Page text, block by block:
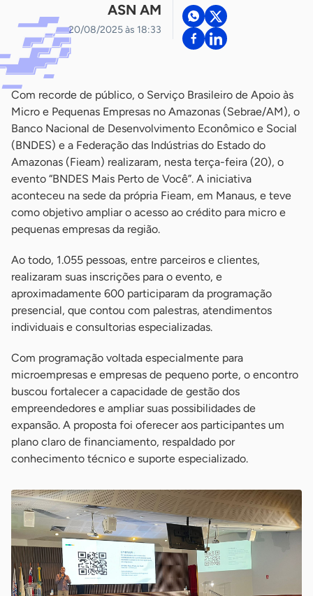
ASN AM
20/08/2025 às 18:33
Com recorde de público, o Serviço Brasileiro de Apoio às
Micro e Pequenas Empresas no Amazonas (Sebrae/AM), o
Banco Nacional de Desenvolvimento Econômico e Social
(BNDES) e a Federação das Indústrias do Estado do
Amazonas (Fieam) realizaram, nesta terça-feira (20), o
evento “BNDES Mais Perto de Você”. A iniciativa
aconteceu na sede da própria Fieam, em Manaus, e teve
como objetivo ampliar o acesso ao crédito para micro e
pequenas empresas da região.
Ao todo, 1.055 pessoas, entre parceiros e clientes,
realizaram suas inscrições para o evento, e
aproximadamente 600 participaram da programação
presencial, que contou com palestras, atendimentos
individuais e consultorias especializadas.
Com programação voltada especialmente para
microempresas e empresas de pequeno porte, o encontro
buscou fortalecer a capacidade de gestão dos
empreendedores e ampliar suas possibilidades de
expansão. A proposta foi oferecer aos participantes um
plano claro de financiamento, respaldado por
conhecimento técnico e suporte especializado.